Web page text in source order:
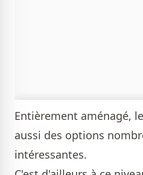
Entièrement aménagé,
aussi des options
intéressantes.